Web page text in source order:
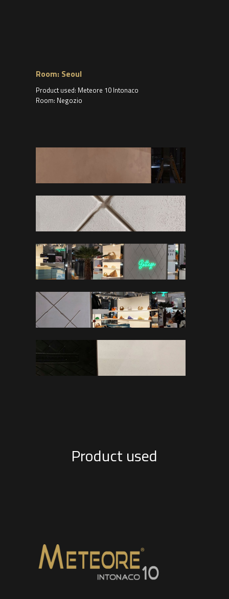
Room: Seoul
Product used: Meteore 10 Intonaco
Room: Negozio
Product used